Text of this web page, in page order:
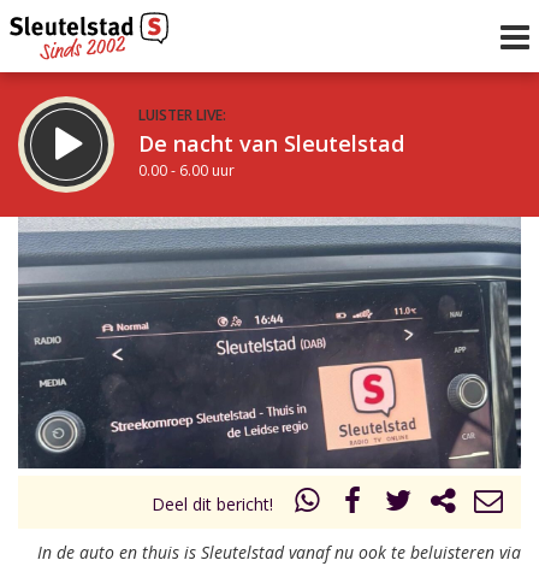
LUISTER LIVE:
De nacht van Sleutelstad
0.00 - 6.00 uur
STRAKS:
De ochtend van Sleutelstad
6.00 - 12.00 uur
Vorig uur
uur 1 van 0 Volgend uur
Deel dit bericht!
In de auto en thuis is Sleutelstad vanaf nu ook te beluisteren via